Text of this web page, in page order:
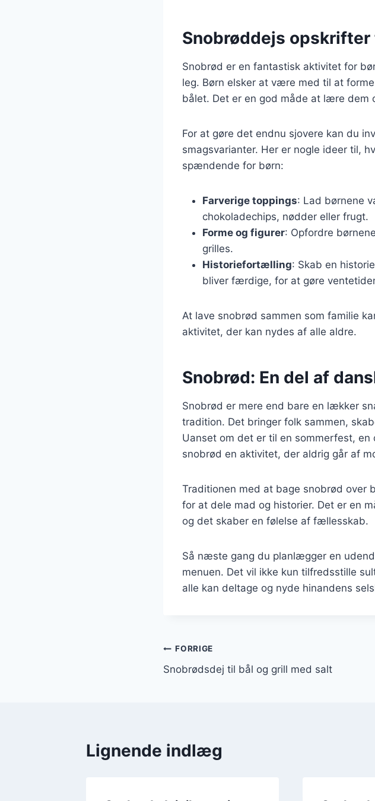
Snobrøddejs
Snobrød er en fantastisk aktivitet for
leg. Børn elsker at være med til at
bålet. Det er en god måde at lære dem
For at gøre det endnu sjovere kan du
smagsvarianter. Her er nogle ideer til,
spændende for børn:
Farverige toppings: Lad børnene
chokoladechips, nødder eller frugt.
Forme og figurer: Opfordre
grilles.
Historiefortælling: Skab en
bliver færdige, for at gøre
At lave snobrød sammen som familie
aktivitet, der kan nydes af alle aldre.
Snobrød: En del af
Snobrød er mere end bare en lækker
tradition. Det bringer folk sammen,
Uanset om det er til en sommerfest,
snobrød en aktivitet, der aldrig går af
Traditionen med at bage snobrød over
for at dele mad og historier. Det er en
og det skaber en følelse af fællesskab.
Så næste gang du planlægger en
menuen. Det vil ikke kun tilfredsstille
alle kan deltage og nyde hinandens
Indlægsnavigation
FORRIGE
Snobrødsdej til bål og grill med salt
Lignende indlæg